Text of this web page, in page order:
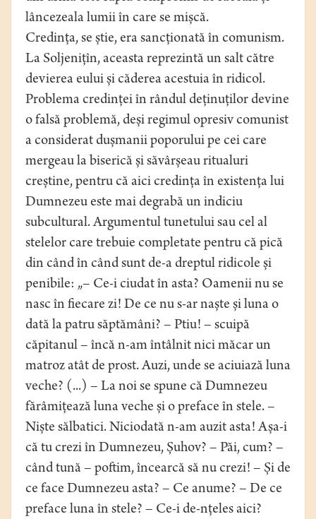
lâncezeala lumii în care se mișcă.
Credința, se știe, era sancționată în comunism.
La Soljenițîn, aceasta reprezintă un salt către
devierea eului și căderea acestuia în ridicol.
Problema credinței în rândul deținuților devine
o falsă problemă, deși regimul opresiv comunist
a considerat dușmanii poporului pe cei care
mergeau la biserică și săvârșeau ritualuri
creștine, pentru că aici credința în existența lui
Dumnezeu este mai degrabă un indiciu
subcultural. Argumentul tunetului sau cel al
stelelor care trebuie completate pentru că pică
din când în când sunt de-a dreptul ridicole și
penibile: „– Ce-i ciudat în asta? Oamenii nu se
nasc în fiecare zi! De ce nu s-ar naște și luna o
dată la patru săptămâni? – Ptiu! – scuipă
căpitanul – încă n-am întâlnit nici măcar un
matroz atât de prost. Auzi, unde se aciuiază luna
veche? (...) – La noi se spune că Dumnezeu
fărâmițează luna veche și o preface în stele. –
Niște sălbatici. Niciodată n-am auzit asta! Așa-i
că tu crezi în Dumnezeu, Șuhov? – Păi, cum? –
când tună – poftim, încearcă să nu crezi! – Și de
ce face Dumnezeu asta? – Ce anume? – De ce
preface luna în stele? – Ce-i de-nțeles aici?